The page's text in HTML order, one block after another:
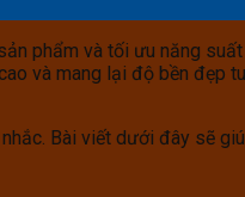
phẩm và tối ưu năng
và mang lại độ bền đẹp
Bài viết dưới đây sẽ